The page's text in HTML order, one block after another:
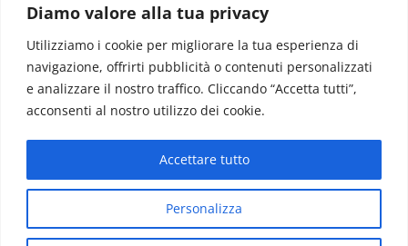
Diamo valore alla tua privacy
Utilizziamo i cookie per migliorare la tua esperienza di
navigazione, offrirti pubblicità o contenuti personalizzati
e analizzare il nostro traffico. Cliccando “Accetta tutti”,
acconsenti al nostro utilizzo dei cookie.
Personalizza
Accettare tutto
CONTATTI.
Redazione: redazione@www.martinasera.it
Direttore:direttore@www.martinasera.it
Info & Commerciale:info@www.martinasera.it
Home News Vivere la città EVENTI
Salute
Il Blog del Direttore